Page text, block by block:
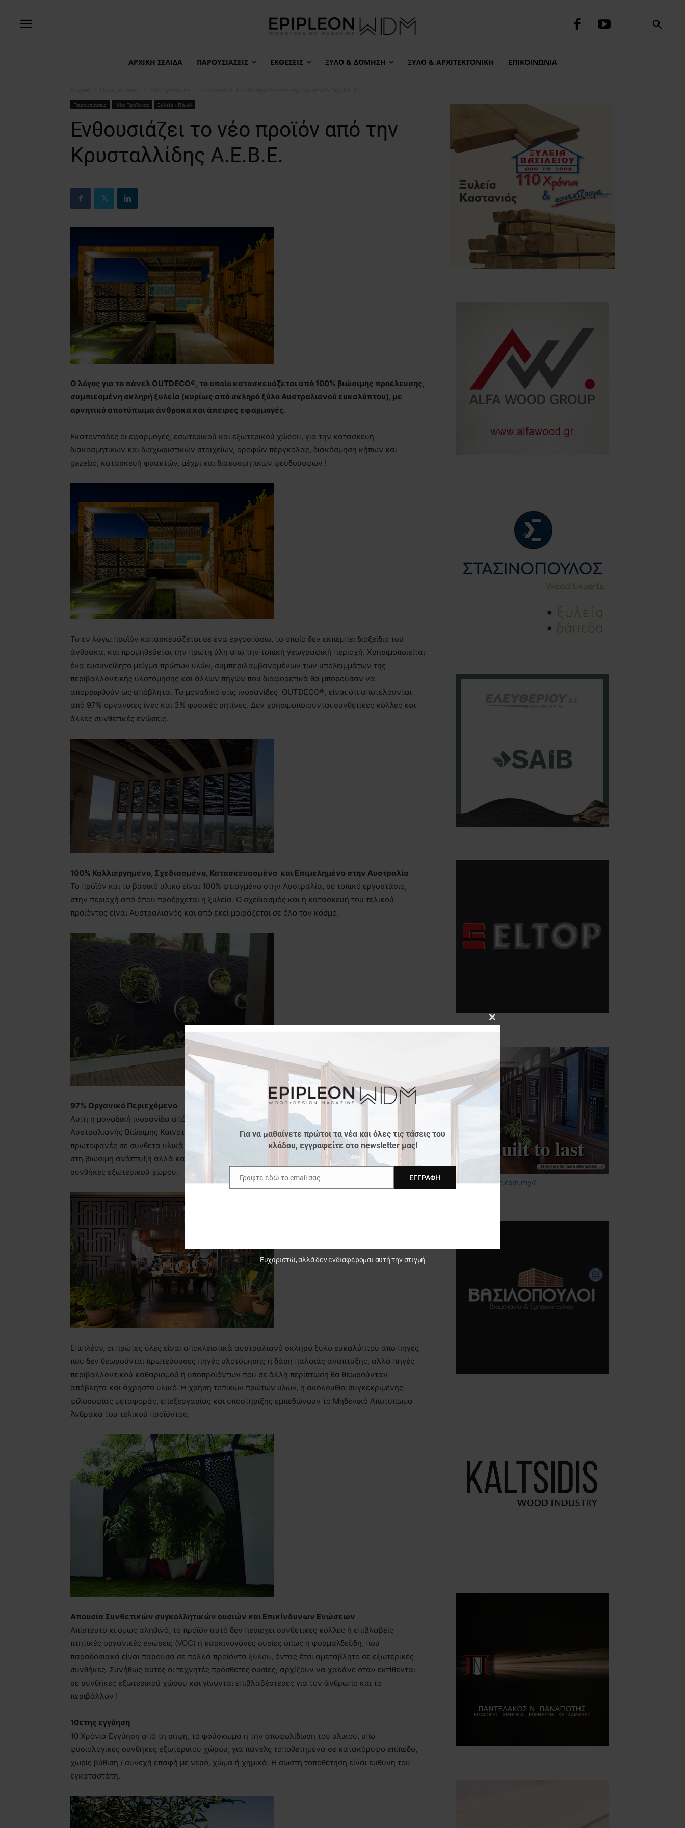
ΑΡΧΙΚΉ ΣΕΛΊΔΑ ΠΑΡΟΥΣΙΆΣΕΙΣ ΕΚΘΈΣΕΙΣ ΞΎΛΟ & ΔΌΜΗΣΗ ΞΎΛΟ & ΑΡΧΙΤΕΚΤΟΝΙΚΉ ΕΠΙΚΟΙΝΩΝΙΑ
Παρουσιάσεις Νέα Προϊόντα Ξυλεία - Πάνελ
Ενθουσιάζει το νέο προϊόν από την
Κρυσταλλίδης Α.Ε.Β.Ε.
Ο λόγος για το πάνελ OUTDECO®, το οποίο κατασκευάζεται από 100% βιώσιμης προέλευσης,
συμπιεσμένη σκληρή ξυλεία (κυρίως από σκληρό ξύλο Αυστραλιανού ευκαλύπτου), με
αρνητικό αποτύπωμα άνθρακα και άπειρες εφαρμογές.
Εκατοντάδες οι εφαρμογές, εσωτερικού και εξωτερικού χώρου, για την κατασκευή
διακοσμητικών και διαχωριστικών στοιχείων, οροφών πέργκολας, διακόσμηση κήπων και
gazebo, κατασκευή φρακτών, μέχρι και διακοσμητικών ψευδοροφών !
Το εν λόγω προϊόν κατασκευάζεται σε ένα εργοστάσιο, το οποίο δεν εκπέμπει διοξείδιο του
άνθρακα, και προμηθεύεται την πρώτη ύλη από την τοπική γεωγραφική περιοχή. Χρησιμοποιείται
ένα ευσυνείδητο μείγμα πρώτων υλών, συμπεριλαμβανομένων των υπολειμμάτων της
περιβαλλοντικής υλοτόμησης και άλλων πηγών που διαφορετικά θα μπορούσαν να
απορριφθούν ως απόβλητα. Το μοναδικό στις ινοσανίδες OUTDECO®, είναι ότι αποτελούνται
από 97% οργανικές ίνες και 3% φυσικές ρητίνες. Δεν χρησιμοποιούνται συνθετικές κόλλες και
άλλες συνθετικές ενώσεις.
100% Καλλιεργημένο, Σχεδιασμένο, Κατασκευασμένο και Επιμελημένο στην Αυστραλία
Το προϊόν και το βασικό υλικό είναι 100% φτιαγμένο στην Αυστραλία, σε τοπικό εργοστάσιο,
στην περιοχή από όπου προέρχεται η ξυλεία. Ο σχεδιασμός και η κατασκευή του τελικού
προϊόντος είναι Αυστραλιανός και από εκεί μοιράζεται σε όλο τον κόσμο.
97% Οργανικό Περιεχόμενο
Αυτή η μοναδική ινοσανίδα από σκληρή ξυλεία, είναι ένα εξαιρετικό παράδειγμα της πράσινης
Αυστραλιανής Βιώσιμης Καινοτομίας. Αποτελείται από 97% ίνες ξύλου χωρίς συνθετικές κόλλες,
πρωτοφανές σε σύνθετα υλικά και ινοσανίδες. Αυτό εξηγεί τα εκπληκτικά διαπιστευτήριά του
στη βιώσιμη ανάπτυξη αλλά και την υπέρτερη σταθερότητα διαστάσεων και αντοχής σε
συνθήκες εξωτερικού χώρου.
Επιπλέον, οι πρώτες ύλες είναι αποκλειστικά αυστραλιανό σκληρό ξύλο ευκαλύπτου από πηγές
που δεν θεωρούνται πρωτεύουσες πηγές υλοτόμησης ή δάση παλαιάς ανάπτυξης, αλλά πηγές
περιβαλλοντικού καθαρισμού ή υποπροϊόντων που σε άλλη περίπτωση θα θεωρούνταν
απόβλητα και άχρηστο υλικό. Η χρήση τοπικών πρώτων υλών, η ακολουθία συγκεκριμένης
φιλοσοφίας μεταφοράς, επεξεργασίας και υποστήριξης εμπεδώνουν το Μηδενικό Αποτύπωμα
Άνθρακα του τελικού προϊόντος.
Απουσία Συνθετικών συγκολλητικών ουσιών και Επικίνδυνων Ενώσεων
Απίστευτο κι όμως αληθινό, το προϊόν αυτό δεν περιέχει συνθετικές κόλλες ή επιβλαβείς
πτητικές οργανικές ενώσεις (VOC) ή καρκινογόνες ουσίες όπως η φορμαλδεΰδη, που
παραδοσιακά είναι παρούσα σε πολλά προϊόντα ξύλου, όντας έτσι αμετάβλητο σε εξωτερικές
συνθήκες. Συνήθως αυτές οι τεχνητές πρόσθετες ουσίες, αρχίζουν να χαλάνε όταν εκτίθενται
σε συνθήκες εξωτερικού χώρου και γίνονται επιβλαβέστερες για τον άνθρωπο και το
περιβάλλον !
10ετης εγγύηση
10 Χρόνια Εγγύηση από τη σήψη, το φούσκωμα ή την αποφολίδωση του υλικού, υπό
φυσιολογικές συνθήκες εξωτερικού χώρου, για πάνελς τοποθετημένα σε κατακόρυφο επίπεδο,
χωρίς βύθιση / συνεχή επαφή με νερό, χώμα ή χημικά. Η σωστή τοποθέτηση είναι ευθύνη του
εγκαταστάτη.
http://www.mtc.com.my//
Close
Για να μαθαίνετε πρώτοι τα νέα και όλες τις τάσεις του
κλάδου, εγγραφείτε στο newsletter μας!
Email
Γράψτε εδώ το email σας ΕΓΓΡΑΦΉ
Ευχαριστώ, αλλά δεν ενδιαφέρομαι αυτή την στιγμή